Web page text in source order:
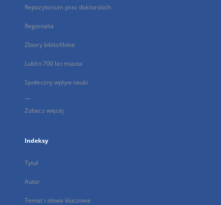
Repozytorium prac doktorskich
Regionalia
Zbiory bibliofilskie
Lublin 700 lat miasta
Społeczny wpływ nauki
...
Zobacz więcej
Indeksy
Tytuł
Autor
Temat i słowa kluczowe